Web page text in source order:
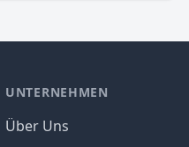
UNTERNEHMEN
Über Uns